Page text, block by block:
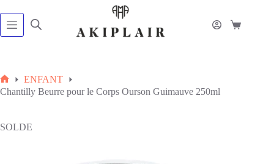
au
contenu
Panier
Accueil
ENFANT
Chantilly Beurre pour le Corps Ourson Guimauve 250ml
SOLDE